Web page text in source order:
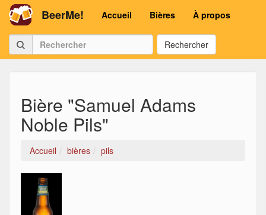
BeerMe! Accueil Bières À propos
Rechercher
Bière "Samuel Adams
Noble Pils"
Accueil bières pils